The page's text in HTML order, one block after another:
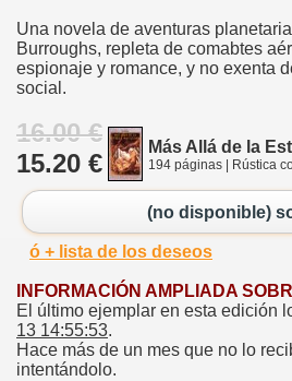
Una novela de aventuras
Burroughs, repleta de comabtes
espionaje y romance, y no exenta
social.
16.00 €
15.20 €
Más Allá de la
194 páginas | Rústica
(no disponible)
ó + lista de los deseos
INFORMACIÓN AMPLIADA
El último ejemplar en esta edición
13 14:55:53.
Hace más de un mes que no lo
intentándolo.